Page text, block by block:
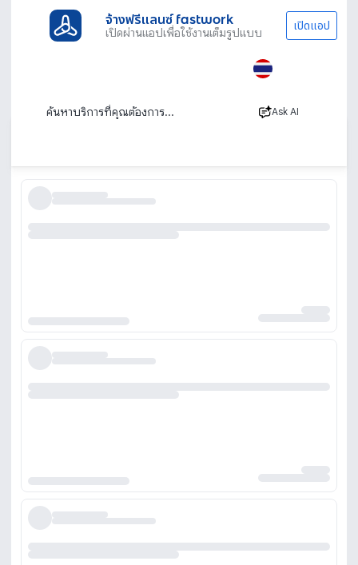
จ้างฟรีแลนซ์ fastwork
เปิดผ่านแอปเพื่อใช้งานเต็มรูปแบบ เปิดแอป
Ask AI
เรียนเต้น โรงเรียนสอนเต้น ครูสอนเต้นมืออาชีพ
ทั่วไทย